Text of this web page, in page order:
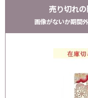
売り切れ
画像がないか期間